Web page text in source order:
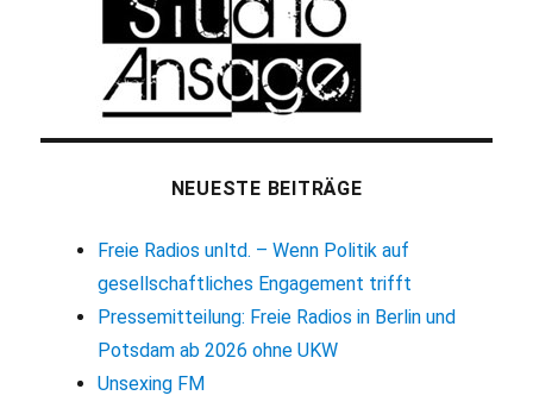
NEUESTE BEITRÄGE
Freie Radios unltd. – Wenn Politik auf
gesellschaftliches Engagement trifft
Pressemitteilung: Freie Radios in Berlin und
Potsdam ab 2026 ohne UKW
Unsexing FM